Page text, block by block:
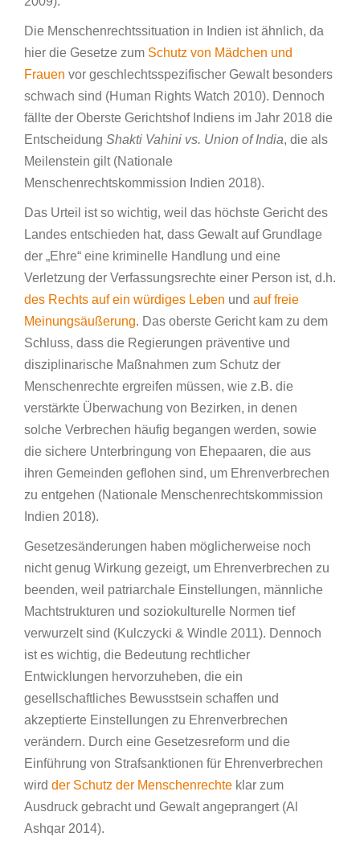
Die Menschenrechtssituation in Indien ist ähnlich, da
hier die Gesetze zum Schutz von Mädchen und
Frauen vor geschlechtsspezifischer Gewalt besonders
schwach sind (Human Rights Watch 2010). Dennoch
fällte der Oberste Gerichtshof Indiens im Jahr 2018 die
Entscheidung Shakti Vahini vs. Union of India, die als
Meilenstein gilt (Nationale
Menschenrechtskommission Indien 2018).
Das Urteil ist so wichtig, weil das höchste Gericht des
Landes entschieden hat, dass Gewalt auf Grundlage
der „Ehre“ eine kriminelle Handlung und eine
Verletzung der Verfassungsrechte einer Person ist, d.h.
des Rechts auf ein würdiges Leben und auf freie
Meinungsäußerung. Das oberste Gericht kam zu dem
Schluss, dass die Regierungen präventive und
disziplinarische Maßnahmen zum Schutz der
Menschenrechte ergreifen müssen, wie z.B. die
verstärkte Überwachung von Bezirken, in denen
solche Verbrechen häufig begangen werden, sowie
die sichere Unterbringung von Ehepaaren, die aus
ihren Gemeinden geflohen sind, um Ehrenverbrechen
zu entgehen (Nationale Menschenrechtskommission
Indien 2018).
Gesetzesänderungen haben möglicherweise noch
nicht genug Wirkung gezeigt, um Ehrenverbrechen zu
beenden, weil patriarchale Einstellungen, männliche
Machtstrukturen und soziokulturelle Normen tief
verwurzelt sind (Kulczycki & Windle 2011). Dennoch
ist es wichtig, die Bedeutung rechtlicher
Entwicklungen hervorzuheben, die ein
gesellschaftliches Bewusstsein schaffen und
akzeptierte Einstellungen zu Ehrenverbrechen
verändern. Durch eine Gesetzesreform und die
Einführung von Strafsanktionen für Ehrenverbrechen
wird der Schutz der Menschenrechte klar zum
Ausdruck gebracht und Gewalt angeprangert (Al
Ashqar 2014).